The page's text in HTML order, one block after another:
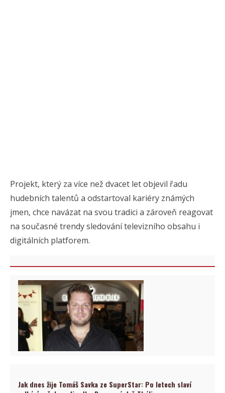
Projekt, který za více než dvacet let objevil řadu
hudebních talentů a odstartoval kariéry známých
jmen, chce navázat na svou tradici a zároveň reagovat
na současné trendy sledování televizního obsahu i
digitálních platforem.
Jak dnes žije Tomáš Savka ze SuperStar: Po letech slaví